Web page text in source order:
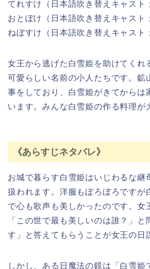
お城で暮らす白雪姫はいじわるな継
扱われます。洋服もぽろぼろですが
で心も歌声も美しかったのです。女
す」と答えてもらうことが女王の日
しかし、ある日魔法の鏡は「白雪姫
す。 嫉妬と妬みから家来に
の家に身を隠しました。
7人の小人はみな優しく白雪姫を受
た。小人たちとの暮らしが始まり、
仕事に行っている途中白雪姫の前に
が現れます。その リンゴをかじった
死んでしまいました。 悲しみに暮れ